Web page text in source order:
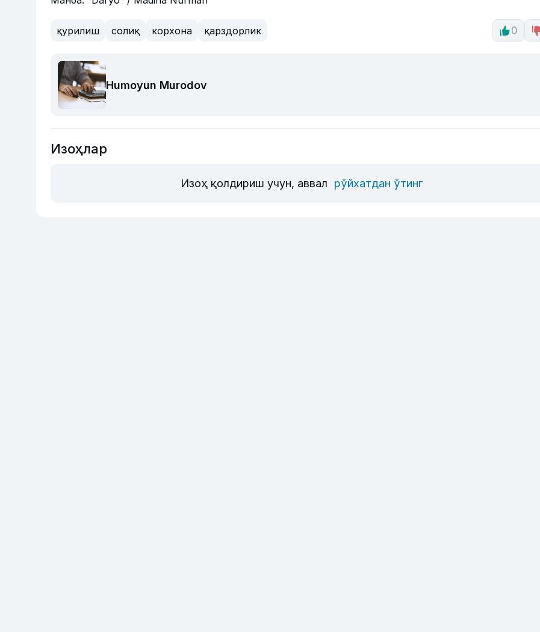
қурилиш солиқ корхона қарздорлик 0
Humoyun Murodov
Изоҳлар
Изоҳ қолдириш учун, аввал рўйхатдан ўтинг